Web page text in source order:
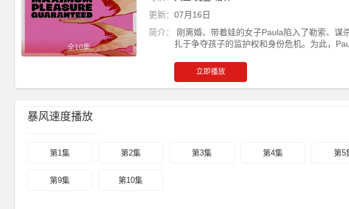
全10集
更新： 07月16日
简介：
刚离婚、带着娃的女子Paula陷入了勒索、谋
扎于争夺孩子的监护权和身份危机。为此，
立即播放
暴风速度播放
第1集 第2集 第3集 第4集 第5
第9集 第10集